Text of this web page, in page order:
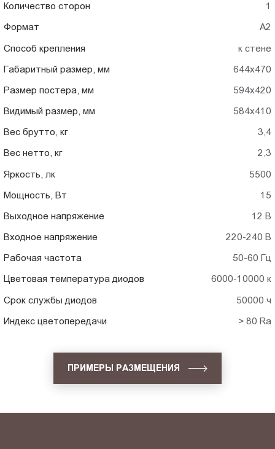
Количество сторон 1
Формат А2
Способ крепления к стене
Габаритный размер, мм 644x470
Размер постера, мм 594x420
Видимый размер, мм 584x410
Вес брутто, кг 3,4
Вес нетто, кг 2,3
Яркость, лк 5500
Мощность, Вт 15
Выходное напряжение 12 В
Входное напряжение 220-240 В
Рабочая частота 50-60 Гц
Цветовая температура диодов 6000-10000 к
Срок службы диодов 50000 ч
Индекс цветопередачи > 80 Ra
ПРИМЕРЫ РАЗМЕЩЕНИЯ